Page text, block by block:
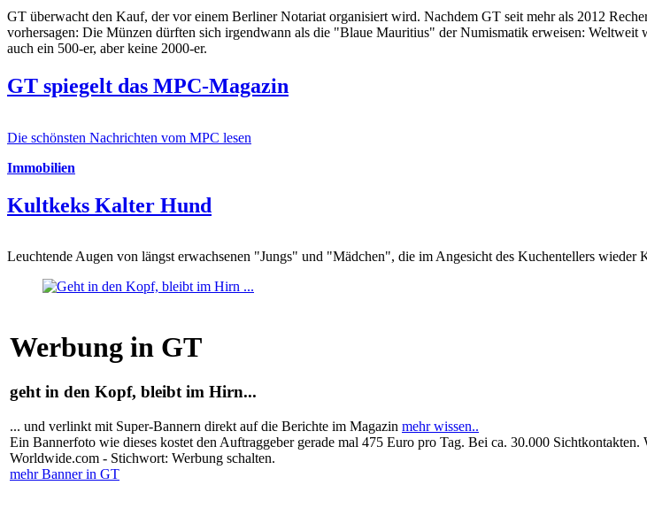
GT überwacht den Kauf, der vor einem Berliner Notariat organisiert wird. Nachdem GT seit mehr als 2012
vorhersagen: Die Münzen dürften sich irgendwann als die "Blaue Mauritius" der Numismatik erweisen:
auch ein 500-er, aber keine 2000-er.
GT spiegelt das MPC-Magazin
Die schönsten Nachrichten vom MPC lesen
Immobilien
Kultkeks Kalter Hund
Leuchtende Augen von längst erwachsenen "Jungs" und "Mädchen", die im Angesicht des Kuchentellers
Werbung in GT
geht in den Kopf, bleibt im Hirn...
... und verlinkt mit Super-Bannern direkt auf die Berichte im Magazin mehr wissen..
Ein Bannerfoto wie dieses kostet den Auftraggeber gerade mal 475 Euro pro Tag. Bei ca. 30.000
Worldwide.com - Stichwort: Werbung schalten.
mehr Banner in GT